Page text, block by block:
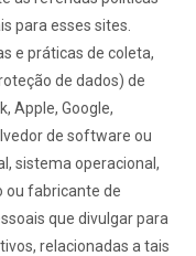
para esses sites.
e práticas de coleta,
de dados) de
Apple, Google,
de software ou
sistema operacional,
ou fabricante de
que divulgar para
relacionadas a tais